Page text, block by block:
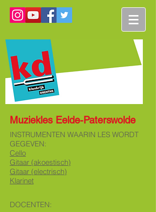
Muziekles Eelde-Paterswolde
INSTRUMENTEN WAARIN LES WORDT
GEGEVEN:
Cello
Gitaar (akoestisch)
Gitaar (electrisch)
Klarinet
DOCENTEN: